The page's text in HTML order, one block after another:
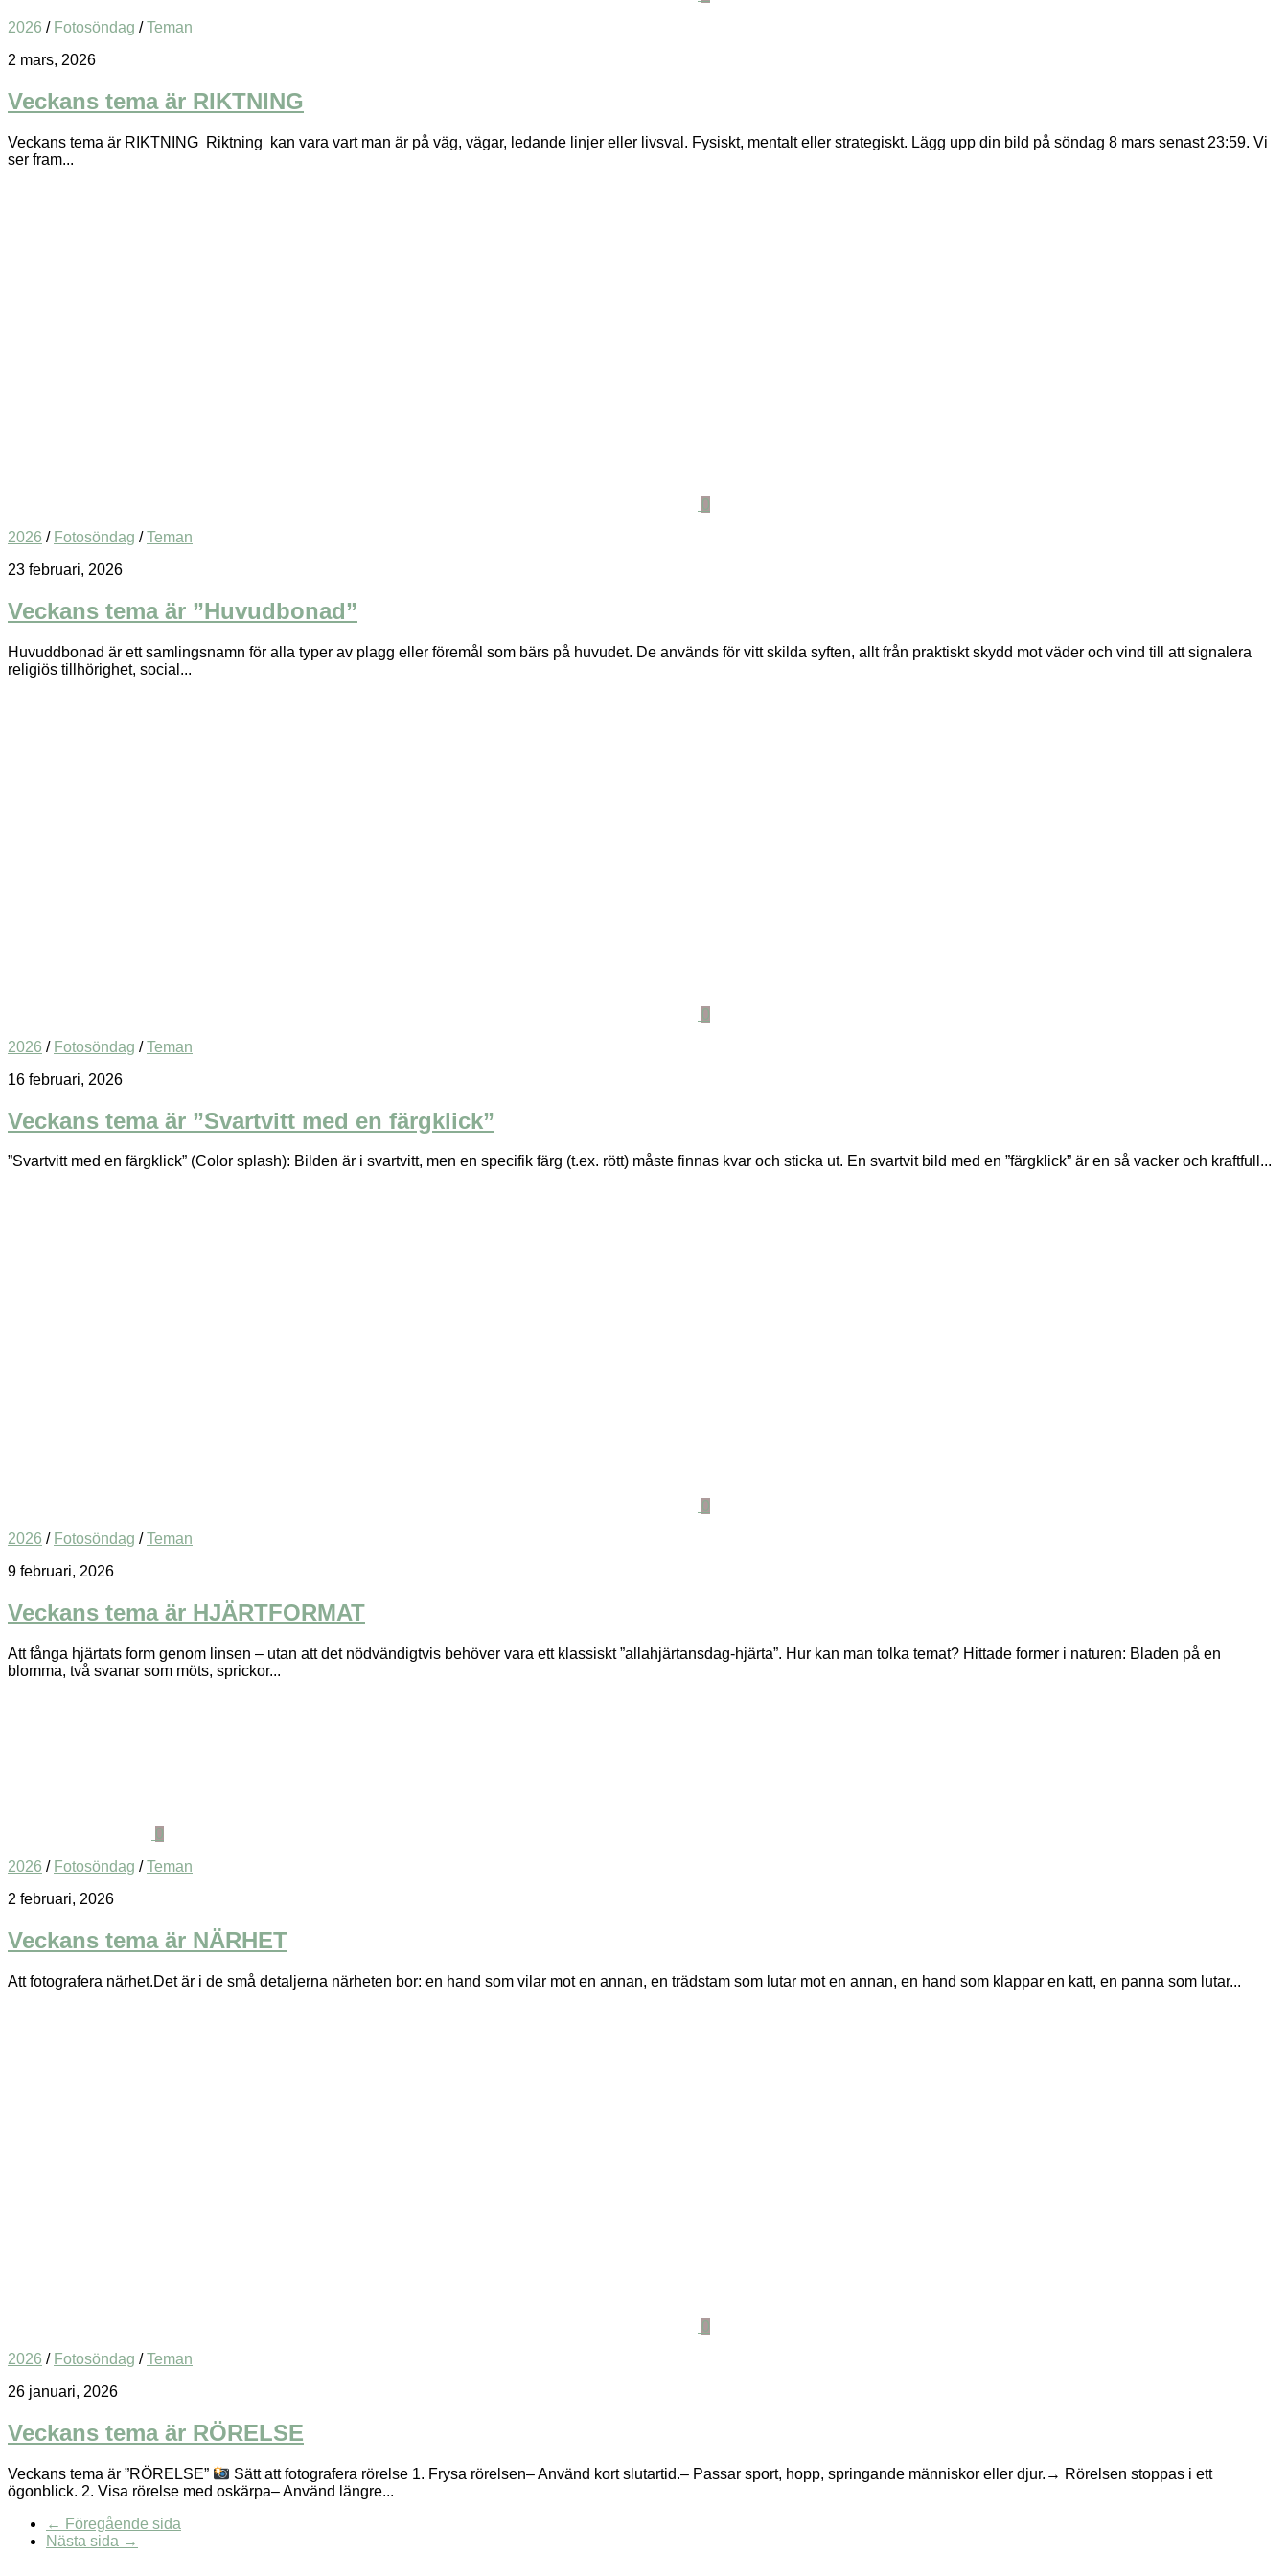
2026 / Fotosöndag /Teman
2 mars, 2026
Veckans tema är RIKTNING
Veckans tema är RIKTNING Riktning kan vara vart man är på väg, vägar, ledande linjer eller livsval. Fysiskt, mentalt eller strategiskt. Lägg upp din bild på söndag 8 mars senast 23:59. Vi
ser fram...
0
2026 / Fotosöndag /Teman
23 februari, 2026
Veckans tema är ”Huvudbonad”
Huvuddbonad är ett samlingsnamn för alla typer av plagg eller föremål som bärs på huvudet. De används för vitt skilda syften, allt från praktiskt skydd mot väder och vind till att signalera
religiös tillhörighet, social...
0
2026 / Fotosöndag /Teman
16 februari, 2026
Veckans tema är ”Svartvitt med en färgklick”
”Svartvitt med en färgklick” (Color splash): Bilden är i svartvitt, men en specifik färg (t.ex. rött) måste finnas kvar och sticka ut. En svartvit bild med en ”färgklick” är en så vacker och kraftfull...
0
2026 / Fotosöndag /Teman
9 februari, 2026
Veckans tema är HJÄRTFORMAT
Att fånga hjärtats form genom linsen – utan att det nödvändigtvis behöver vara ett klassiskt ”allahjärtansdag-hjärta”. Hur kan man tolka temat? Hittade former i naturen: Bladen på en
blomma, två svanar som möts, sprickor...
0
2026 / Fotosöndag /Teman
2 februari, 2026
Veckans tema är NÄRHET
Att fotografera närhet.Det är i de små detaljerna närheten bor: en hand som vilar mot en annan, en trädstam som lutar mot en annan, en hand som klappar en katt, en panna som lutar...
0
2026 / Fotosöndag /Teman
26 januari, 2026
Veckans tema är RÖRELSE
Veckans tema är ”RÖRELSE”
Sätt att fotografera rörelse 1. Frysa rörelsen– Använd kort slutartid.– Passar sport, hopp, springande människor eller djur.→ Rörelsen stoppas i ett
ögonblick. 2. Visa rörelse med oskärpa– Använd längre...
← Föregående sida
Nästa sida →